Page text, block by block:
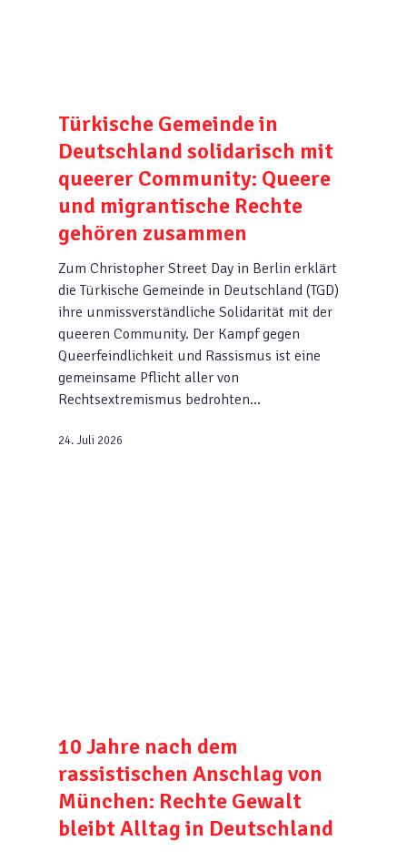
Türkische Gemeinde in
Deutschland solidarisch mit
queerer Community: Queere
und migrantische Rechte
gehören zusammen
Zum Christopher Street Day in Berlin erklärt
die Türkische Gemeinde in Deutschland (TGD)
ihre unmissverständliche Solidarität mit der
queeren Community. Der Kampf gegen
Queerfeindlichkeit und Rassismus ist eine
gemeinsame Pflicht aller von
Rechtsextremismus bedrohten…
24. Juli 2026
10 Jahre nach dem
rassistischen Anschlag von
München: Rechte Gewalt
bleibt Alltag in Deutschland